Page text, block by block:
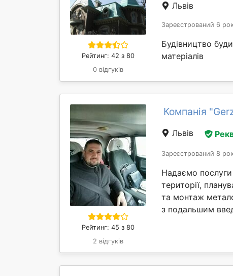
Рейтинг: 42 з 80
0 відгуків
Львів
Зареєстрований 6
Будівництво
матеріалів
Рейтинг: 45 з 80
2 відгуків
Компанія
Львів
Зареєстрований 8
Надаємо послуги
території,
та монтаж
з подальшим